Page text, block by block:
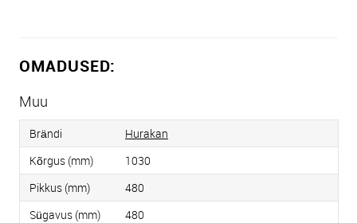
OMADUSED:
Muu
Brändi
Hurakan
Kõrgus (mm)
1030
Pikkus (mm)
480
Sügavus (mm)
480